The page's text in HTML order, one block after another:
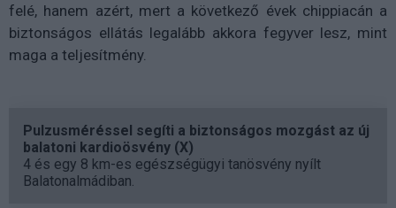
felé, hanem azért, mert a következő évek chippiacán a
biztonságos ellátás legalább akkora fegyver lesz, mint
maga a teljesítmény.
Pulzusméréssel segíti a biztonságos mozgást az új
balatoni kardioösvény (X)
4 és egy 8 km-es egészségügyi tanösvény nyílt
Balatonalmádiban.